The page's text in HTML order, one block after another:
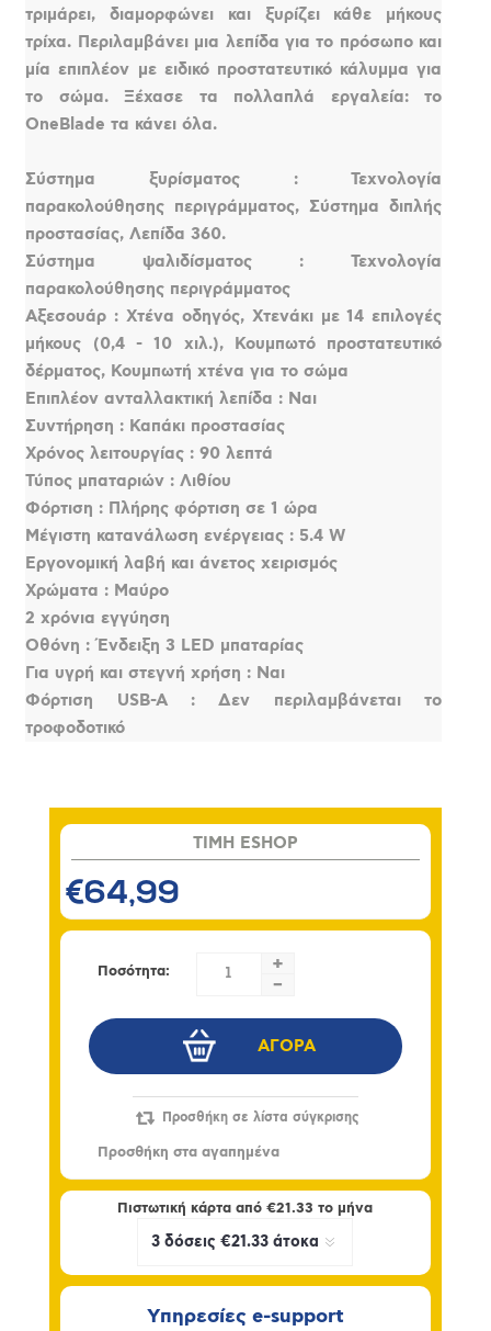
τριμάρει, διαμορφώνει και ξυρίζει κάθε μήκους
τρίχα. Περιλαμβάνει μια λεπίδα για το πρόσωπο και
μία επιπλέον με ειδικό προστατευτικό κάλυμμα για
το σώμα. Ξέχασε τα πολλαπλά εργαλεία: το
OneBlade τα κάνει όλα.
Σύστημα ξυρίσματος : Τεχνολογία
παρακολούθησης περιγράμματος, Σύστημα διπλής
προστασίας, Λεπίδα 360.
Σύστημα ψαλιδίσματος : Τεχνολογία
παρακολούθησης περιγράμματος
Αξεσουάρ : Χτένα οδηγός, Χτενάκι με 14 επιλογές
μήκους (0,4 - 10 χιλ.), Κουμπωτό προστατευτικό
δέρματος, Κουμπωτή χτένα για το σώμα
Επιπλέον ανταλλακτική λεπίδα : Ναι
Συντήρηση : Καπάκι προστασίας
Χρόνος λειτουργίας : 90 λεπτά
Τύπος μπαταριών : Λιθίου
Φόρτιση : Πλήρης φόρτιση σε 1 ώρα
Μέγιστη κατανάλωση ενέργειας : 5.4 W
Εργονομική λαβή και άνετος χειρισμός
Χρώματα : Μαύρο
2 χρόνια εγγύηση
Οθόνη : Ένδειξη 3 LED μπαταρίας
Για υγρή και στεγνή χρήση : Ναι
Φόρτιση USB-A : Δεν περιλαμβάνεται το
τροφοδοτικό
TIMH ESHOP
€64,99
Ποσότητα:
+
-
Πιστωτική κάρτα από€21.33 το μήνα
Υπηρεσίες e-support